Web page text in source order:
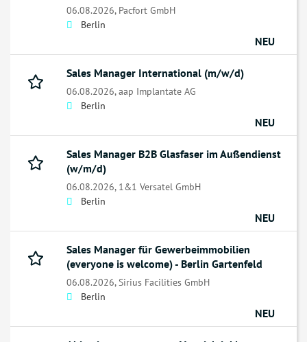
06.08.2026, Pacfort GmbH
Berlin
NEU
Sales Manager International (m/w/d)
06.08.2026,aap Implantate AG
Berlin
NEU
Sales Manager B2B Glasfaser im Außendienst
(w/m/d)
06.08.2026, 1&1 Versatel GmbH
Berlin
NEU
Sales Manager für Gewerbeimmobilien
(everyone is welcome) - Berlin Gartenfeld
06.08.2026,Sirius Facilities GmbH
Berlin
NEU